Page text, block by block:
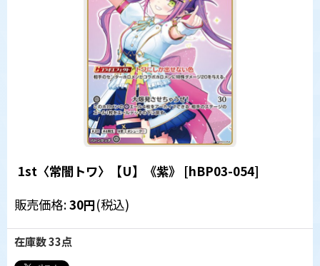
1st〈常闇トワ〉【U】《紫》 [hBP03-054]
販売価格:30円(税込)
在庫数 33点